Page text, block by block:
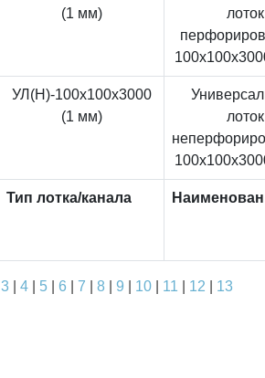
(1 мм)
лоток
УЛ(Н)-100x100x3000
(1 мм)
лоток
Тип лотка/канала
3| 4| 5| 6 7 8| 9 10| 11 12 13